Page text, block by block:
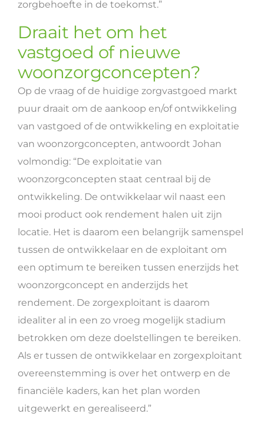
zorgbehoefte in de toekomst.”
Draait het om het
vastgoed of nieuwe
woonzorgconcepten?
Op de vraag of de huidige zorgvastgoed markt
puur draait om de aankoop en/of ontwikkeling
van vastgoed of de ontwikkeling en exploitatie
van woonzorgconcepten, antwoordt Johan
volmondig: “De exploitatie van
woonzorgconcepten staat centraal bij de
ontwikkeling. De ontwikkelaar wil naast een
mooi product ook rendement halen uit zijn
locatie. Het is daarom een belangrijk samenspel
tussen de ontwikkelaar en de exploitant om
een optimum te bereiken tussen enerzijds het
woonzorgconcept en anderzijds het
rendement. De zorgexploitant is daarom
idealiter al in een zo vroeg mogelijk stadium
betrokken om deze doelstellingen te bereiken.
Als er tussen de ontwikkelaar en zorgexploitant
overeenstemming is over het ontwerp en de
financiële kaders, kan het plan worden
uitgewerkt en gerealiseerd.”